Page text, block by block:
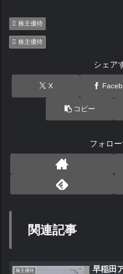
株主優待
株主優待
シェア
X
コピー
フォロ
関連記事
株主優待
早稲田